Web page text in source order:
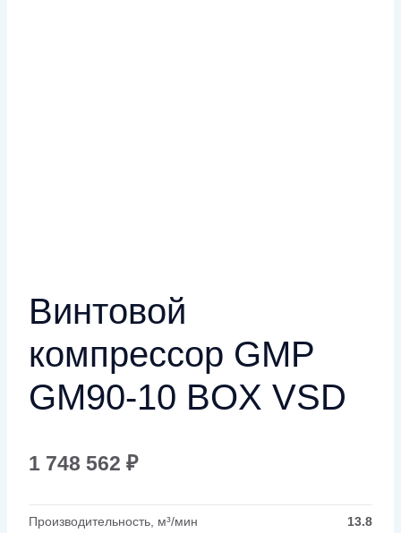
Винтовой
компрессор GMP
GM90-10 BOX VSD
1 748 562 ₽
Производительность, м³/мин 13.8